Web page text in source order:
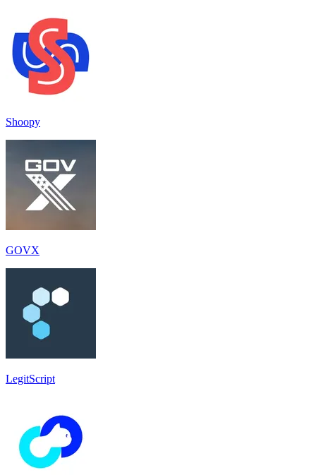
Shoopy
GOVX
LegitScript